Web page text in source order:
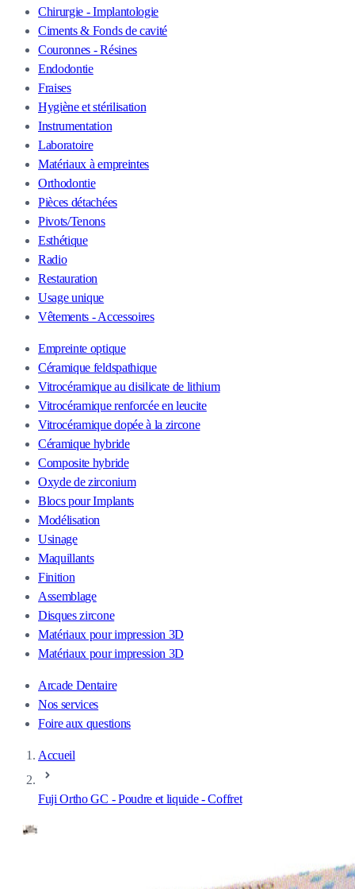
Chirurgie - Implantologie
Ciments & Fonds de cavité
Couronnes - Résines
Endodontie
Fraises
Hygiène et stérilisation
Instrumentation
Laboratoire
Matériaux à empreintes
Orthodontie
Pièces détachées
Pivots/Tenons
Esthétique
Radio
Restauration
Usage unique
Vêtements - Accessoires
Empreinte optique
Céramique feldspathique
Vitrocéramique au disilicate de lithium
Vitrocéramique renforcée en leucite
Vitrocéramique dopée à la zircone
Céramique hybride
Composite hybride
Oxyde de zirconium
Blocs pour Implants
Modélisation
Usinage
Maquillants
Finition
Assemblage
Disques zircone
Matériaux pour impression 3D
Matériaux pour impression 3D
Arcade Dentaire
Nos services
Foire aux questions
Accueil
Fuji Ortho GC - Poudre et liquide - Coffret